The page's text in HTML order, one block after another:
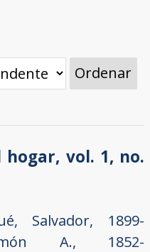
Ordenar
vol. 1, no.
Salvador, 1899-
A., 1852-